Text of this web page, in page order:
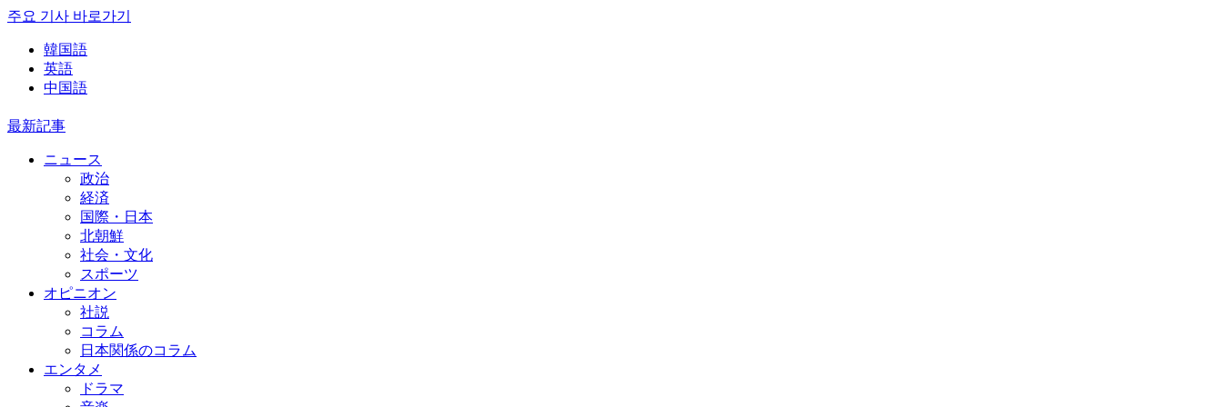
주요 기사 바로가기
韓国語
英語
中国語
最新記事
ニュース
政治
経済
国際・日本
北朝鮮
社会・文化
スポーツ
オピニオン
社説
コラム
日本関係のコラム
エンタメ
ドラマ